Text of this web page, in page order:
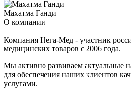
Махатма Ганди
О компании
Компания Нега-Мед - участник
медицинских товаров с 2006 года.
Мы активно развиваем актуальные
для обеспечения наших клиентов
услугами.